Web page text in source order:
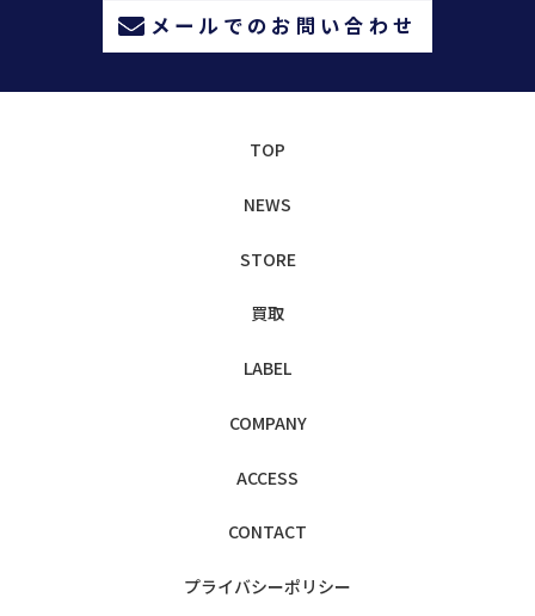
メールでのお問い合わせ
TOP
NEWS
STORE
買取
LABEL
COMPANY
ACCESS
CONTACT
プライバシーポリシー